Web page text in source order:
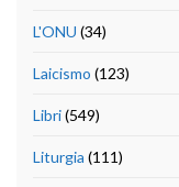
L'ONU (34)
Laicismo (123)
Libri(549)
Liturgia (111)